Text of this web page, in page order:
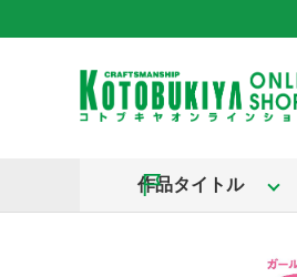
作品タイトル